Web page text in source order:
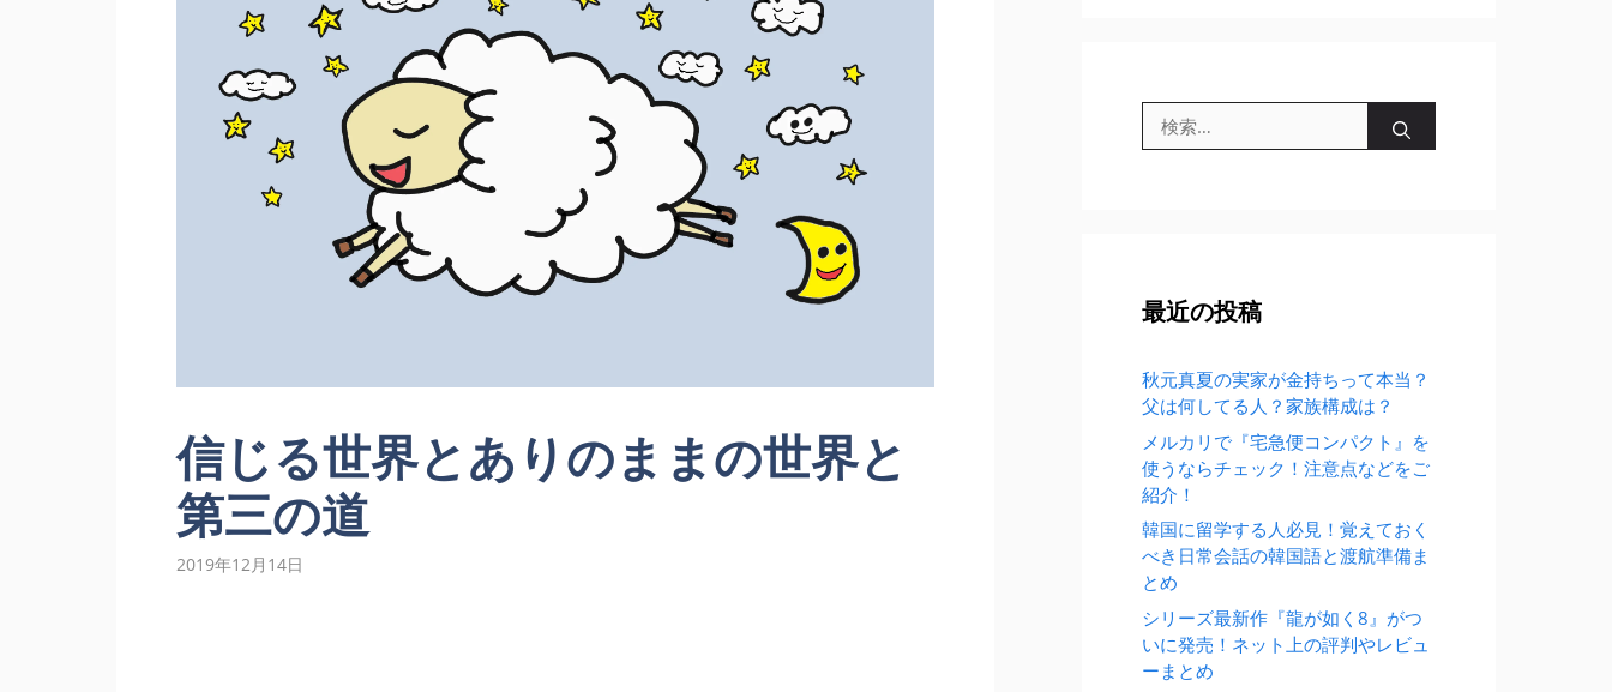
信じる世界とありのままの世界と
第三の道
2019年12月14日
検
索:
最近の投稿
秋元真夏の実家が金持ちって本当？
父は何してる人？家族構成は？
メルカリで『宅急便コンパクト』を
使うならチェック！注意点などをご
紹介！
韓国に留学する人必見！覚えておく
べき日常会話の韓国語と渡航準備ま
とめ
シリーズ最新作『龍が如く8』がつ
いに発売！ネット上の評判やレビュ
ーまとめ